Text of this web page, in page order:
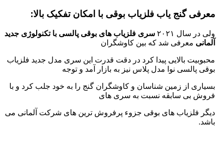
معرفی گنج یاب فلزیاب بوقی با امکان تفکیک بالا:
ولی در سال ۲۰۲۱
سری فلزیاب های بوقی پالسی با تکنولوژی جدید
آلمانی معرفی شد که بین کاوشگران
محبوبیت بالایی پیدا کرد در دقت قدرت این سری مدل جدید فلزیاب
بوقی پالسی نوا مدل پلاس نیز به بازار آمد و توجه
بسیاری از زمین شناسان و کاوشگران گنج را به خود جلب کرد و با
فروش بی سابقه نسبت به سری های
دیگر فلزیاب های بوقی جزوء پرفروش ترین های شرکت آلمانی می
باشد.